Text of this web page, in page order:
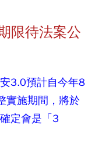
限待法案公
3.0預計自今年8
實施期間，將於
定會是「3